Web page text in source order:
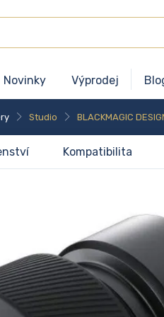
Novinky Výprodej
Studio BLACKMAGIC
Kompatibilita